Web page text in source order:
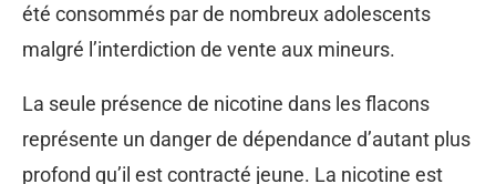
été consommés par de nombreux adolescents
malgré l’interdiction de vente aux mineurs.
La seule présence de nicotine dans les flacons
représente un danger de dépendance d’autant plus
profond qu’il est contracté jeune. La nicotine est